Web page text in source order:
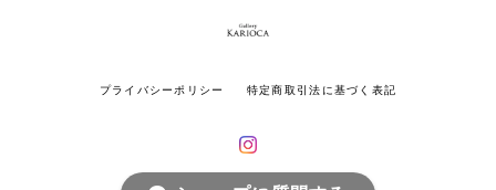
プライバシーポリシー 特定商取引法に基づく表記